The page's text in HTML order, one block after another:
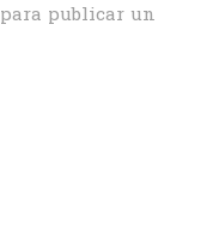
para publicar un